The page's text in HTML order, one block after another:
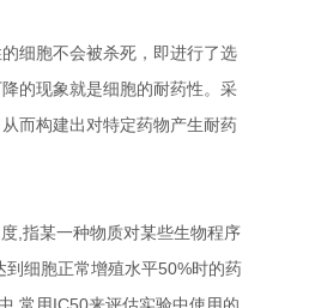
细胞不会被杀死，即进行了选
的现象就是细胞的耐药性。采
而构建出对特定药物产生耐药
,指某一种物质对某些生物程序
细胞正常增殖水平50%时的药